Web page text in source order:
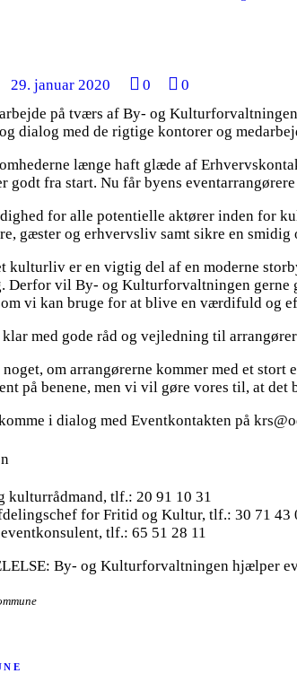
29. januar 2020 0
0
på tværs af By- og
dialog med de rigtige kontorer og
længe haft glæde af
godt fra start. Nu får byens
for alle potentielle aktører inden for
gæster og erhvervsliv samt sikre en
kulturliv er en vigtig del af en moderne
Derfor vil By- og Kulturforvaltningen gerne
vi kan bruge for at blive en værdifuld og
med gode råd og vejledning til
om arrangørerne kommer med et
på benene, men vi vil gøre vores til, at
i dialog med Eventkontakten på
kulturrådmand, tlf.: 20 91 10 31
for Fritid og Kultur, tlf.: 30 71 43
tlf.: 65 51 28 11